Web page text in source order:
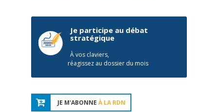
Je participe au débat
stratégique
À vos claviers,
réagissez au dossier du mois
JE M'ABONNE À LA RDN